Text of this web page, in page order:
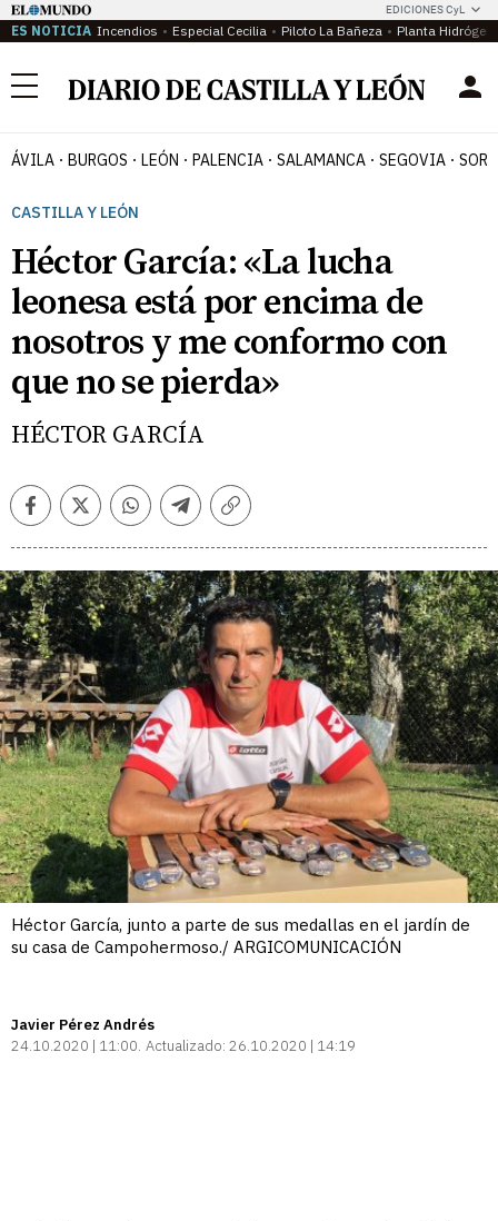
EDICIONES CyL
ES NOTICIA Incendios Especial Cecilia Piloto La Bañeza Planta
Menú
ÁVILA BURGOS LEÓN PALENCIA SALAMANCA SEGOVIA
CASTILLA Y LEÓN
Héctor García: «La lucha
leonesa está por encima de
nosotros y me conformo con
que no se pierda»
HÉCTOR GARCÍA
FacebookTwitterWhatsappTelegramCopiar
Héctor García, junto a parte de sus medallas en el jardín de
su casa de Campohermoso./ ARGICOMUNICACIÓN
Javier Pérez Andrés
24.10.2020 | 11:00 Actualizado: 26.10.2020 | 14:19